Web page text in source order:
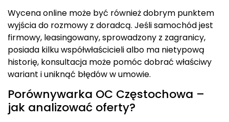
Wycena online może być również dobrym punktem
wyjścia do rozmowy z doradcą. Jeśli samochód jest
firmowy, leasingowany, sprowadzony z zagranicy,
posiada kilku współwłaścicieli albo ma nietypową
historię, konsultacja może pomóc dobrać właściwy
wariant i uniknąć błędów w umowie.
Porównywarka OC Częstochowa –
jak analizować oferty?